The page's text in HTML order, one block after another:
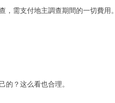
需支付地主調查期間的一切費用。
的？这么看也合理。